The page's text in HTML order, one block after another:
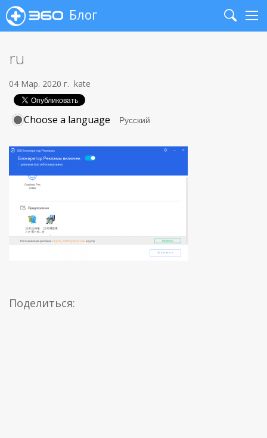
Блог
Search
ru
04 Мар. 2020 г. kate
Choose a language
Поделиться: